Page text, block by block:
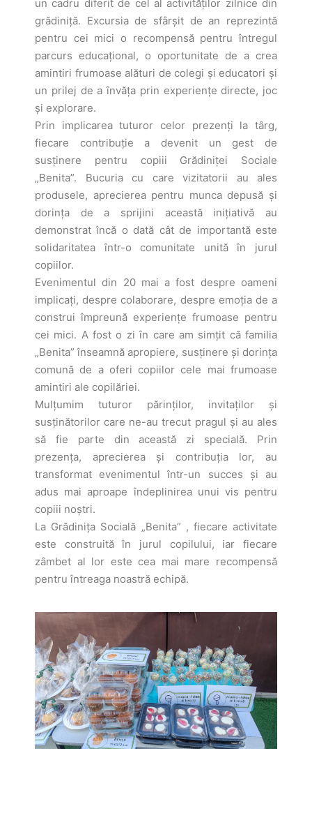
un cadru diferit de cel al activităților zilnice din
grădiniță. Excursia de sfârșit de an reprezintă
pentru cei mici o recompensă pentru întregul
parcurs educațional, o oportunitate de a crea
amintiri frumoase alături de colegi și educatori și
un prilej de a învăța prin experiențe directe, joc
și explorare.
Prin implicarea tuturor celor prezenți la târg,
fiecare contribuție a devenit un gest de
susținere pentru copiii Grădiniței Sociale
„Benita”. Bucuria cu care vizitatorii au ales
produsele, aprecierea pentru munca depusă și
dorința de a sprijini această inițiativă au
demonstrat încă o dată cât de importantă este
solidaritatea într-o comunitate unită în jurul
copiilor.
Evenimentul din 20 mai a fost despre oameni
implicați, despre colaborare, despre emoția de a
construi împreună experiențe frumoase pentru
cei mici. A fost o zi în care am simțit că familia
„Benita” înseamnă apropiere, susținere și dorința
comună de a oferi copiilor cele mai frumoase
amintiri ale copilăriei.
Mulțumim tuturor părinților, invitaților și
susținătorilor care ne-au trecut pragul și au ales
să fie parte din această zi specială. Prin
prezența, aprecierea și contribuția lor, au
transformat evenimentul într-un succes și au
adus mai aproape îndeplinirea unui vis pentru
copiii noștri.
La Grădinița Socială „Benita” , fiecare activitate
este construită în jurul copilului, iar fiecare
zâmbet al lor este cea mai mare recompensă
pentru întreaga noastră echipă.